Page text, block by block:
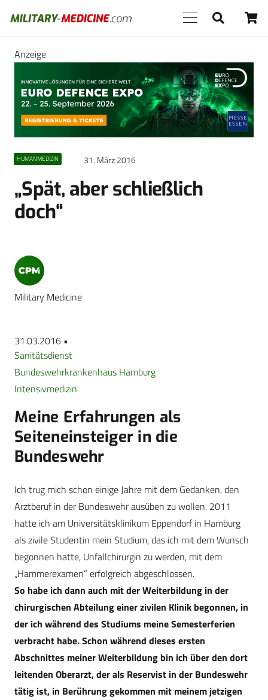
Anzeige
HUMANMEDIZIN 31. März 2016
„Spät, aber schließlich
doch“
Military Medicine
31.03.2016 •
Sanitätsdienst
Bundeswehrkrankenhaus Hamburg
Intensivmedizin
Meine Erfahrungen als
Seiteneinsteiger in die
Bundeswehr
Ich trug mich schon einige Jahre mit dem Gedanken, den
Arztberuf in der Bundeswehr ausüben zu wollen. 2011
hatte ich am Universitätsklinikum Eppendorf in Hamburg
als zivile Studentin mein Studium, das ich mit dem Wunsch
begonnen hatte, Unfallchirurgin zu werden, mit dem
„Hammerexamen“ erfolgreich abgeschlossen.
So habe ich dann auch mit der Weiterbildung in der
chirurgischen Abteilung einer zivilen Klinik begonnen, in
der ich während des Studiums meine Semesterferien
verbracht habe. Schon während dieses ersten
Abschnittes meiner Weiterbildung bin ich über den dort
leitenden Oberarzt, der als Reservist in der Bundeswehr
tätig ist, in Berührung gekommen mit meinem jetzigen